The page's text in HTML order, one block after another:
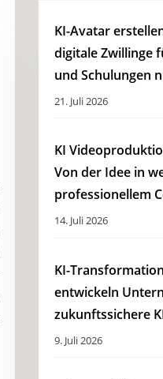
KI-Avatar
digitale Zwillinge
und Schulungen
21. Juli 2026
KI
Von der Idee in
professionellem
14. Juli 2026
KI-
entwickeln
zukunftssichere
9. Juli 2026